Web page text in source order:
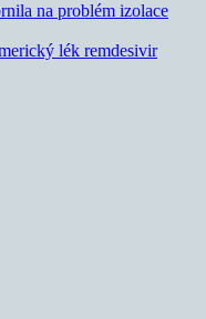
na problém izolace
lék remdesivir